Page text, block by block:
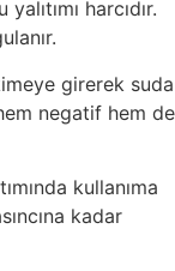
harcıdır.
girerek suda
negatif hem de
kullanıma
kadar